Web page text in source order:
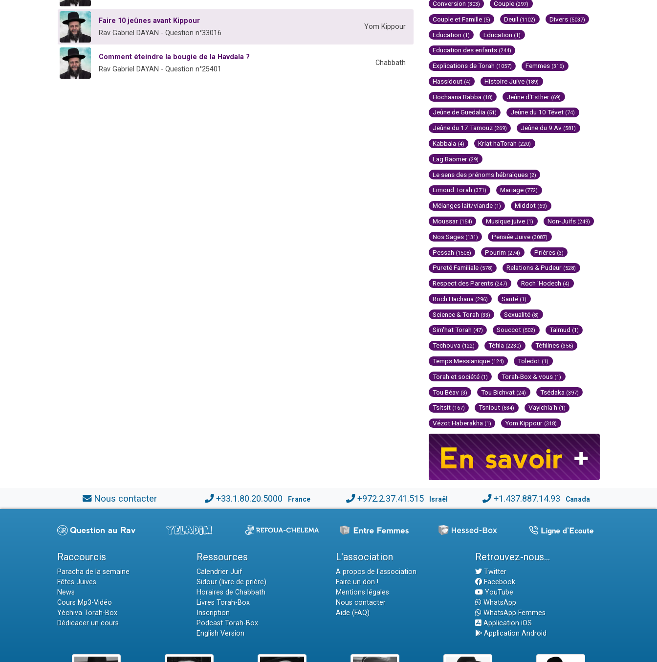
Faire 10 jeûnes avant Kippour
Rav Gabriel DAYAN - Question n°33016
Yom Kippour
Comment éteindre la bougie de la Havdala ?
Rav Gabriel DAYAN - Question n°25401
Chabbath
Conversion (303) Couple (297)
Couple et Famille (5) Deuil (1102) Divers (5037)
Education (1) Education (1)
Education des enfants (244)
Explications de Torah (1057) Femmes (316)
Hassidout (4) Histoire Juive (189)
Hochaana Rabba (18) Jeûne d'Esther (69)
Jeûne de Guedalia (51) Jeûne du 10 Tévet (74)
Jeûne du 17 Tamouz (269) Jeûne du 9 Av (581)
Kabbala (4) Kriat haTorah (220)
Lag Baomer (29)
Le sens des prénoms hébraïques (2)
Limoud Torah (371) Mariage (772)
Mélanges lait/viande (1) Middot (69)
Moussar (154) Musique juive (1) Non-Juifs (249)
Nos Sages (131) Pensée Juive (3087)
Pessah (1508) Pourim (274) Prières (3)
Pureté Familiale (578) Relations & Pudeur (528)
Respect des Parents (247) Roch 'Hodech (4)
Roch Hachana (296) Santé (1)
Science & Torah (33) Sexualité (8)
Sim'hat Torah (47) Souccot (502) Talmud (1)
Techouva (122) Téfila (2230) Téfilines (356)
Temps Messianique (124) Toledot (1)
Torah et société (1) Torah-Box & vous (1)
Tou Béav (3) Tou Bichvat (24) Tsédaka (397)
Tsitsit (167) Tsniout (634) Vayichla'h (1)
Vézot Haberakha (1) Yom Kippour (318)
Nous contacter +33.1.80.20.5000 France +972.2.37.41.515 Israël +1.437.887.14.93 Canada
Raccourcis
Paracha de la semaine
Fêtes Juives
News
Cours Mp3-Vidéo
Yéchiva Torah-Box
Dédicacer un cours
Ressources
Calendrier Juif
Sidour (livre de prière)
Horaires de Chabbath
Livres Torah-Box
Inscription
Podcast Torah-Box
English Version
L'association
A propos de l'association
Faire un don !
Mentions légales
Nous contacter
Aide (FAQ)
Retrouvez-nous...
Twitter
Facebook
YouTube
WhatsApp
WhatsApp Femmes
Application iOS
Application Android